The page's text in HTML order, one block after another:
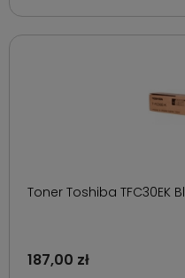
Toner Toshiba TFC30EK
187,00 zł